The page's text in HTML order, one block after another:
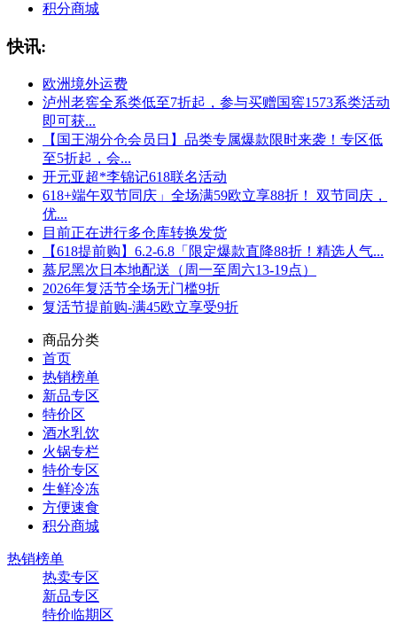
积分商城
快讯:
欧洲境外运费
泸州老窖全系类低至7折起，参与买赠国窖1573系类活动
即可获...
【国王湖分仓会员日】品类专属爆款限时来袭！专区低
至5折起，会...
开元亚超*李锦记618联名活动
618+端午双节同庆」全场满59欧立享88折！ 双节同庆，
优...
目前正在进行多仓库转换发货
【618提前购】6.2-6.8「限定爆款直降88折！精选人气...
慕尼黑次日本地配送（周一至周六13-19点）
2026年复活节全场无门槛9折
复活节提前购-满45欧立享受9折
商品分类
首页
热销榜单
新品专区
特价区
酒水乳饮
火锅专栏
特价专区
生鲜冷冻
方便速食
积分商城
热销榜单
热卖专区
新品专区
特价临期区